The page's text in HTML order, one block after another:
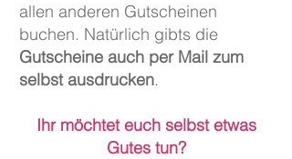
allen anderen Gutscheinen
buchen. Natürlich gibts die
Gutscheine auch per Mail zum
selbst ausdrucken.
Ihr möchtet euch selbst etwas
Gutes tun?